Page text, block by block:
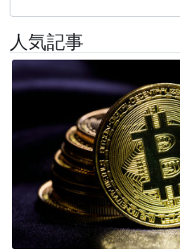
人気記事